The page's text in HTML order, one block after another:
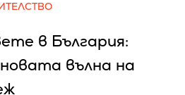
в България:
вълна на